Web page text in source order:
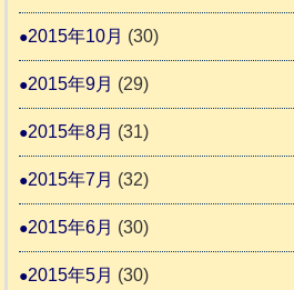
2015年10月 (30)
2015年9月 (29)
2015年8月 (31)
2015年7月 (32)
2015年6月 (30)
2015年5月 (30)